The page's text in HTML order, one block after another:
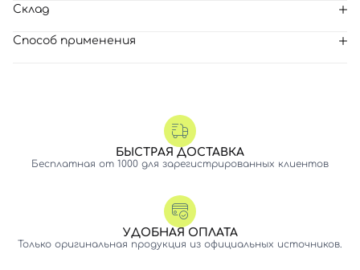
Склад
Способ применения
БЫСТРАЯ ДОСТАВКА
Бесплатная от 1000 для зарегистрированных клиентов
УДОБНАЯ ОПЛАТА
Только оригинальная продукция из официальных источников.
Отправляя форму для авторизации/регистрации, вы
принимаете условияПользовательские соглашения